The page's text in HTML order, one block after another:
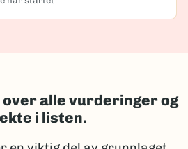
alle vurderinger og
i listen.